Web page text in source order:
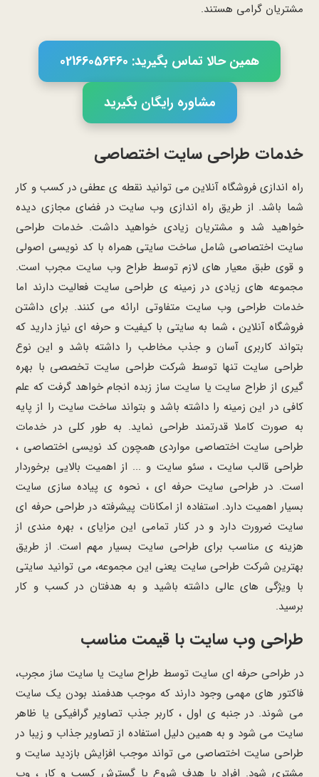
مشتریان گرامی هستند.
همین حالا تماس بگیرید: 02166056460
مشاوره رایگان بگیرید
خدمات طراحی سایت اختصاصی
راه اندازی فروشگاه آنلاین می توانید نقطه ی عطفی در کسب و کار
شما باشد. از طریق راه اندازی وب سایت در فضای مجازی دیده
خواهید شد و مشتریان زیادی خواهید داشت. خدمات طراحی
سایت اختصاصی شامل ساخت سایتی همراه با کد نویسی اصولی
و قوی طبق معیار های لازم توسط طراح وب سایت مجرب است.
مجموعه های زیادی در زمینه ی طراحی سایت فعالیت دارند اما
خدمات طراحی وب سایت متفاوتی ارائه می کنند. برای داشتن
فروشگاه آنلاین ، شما به سایتی با کیفیت و حرفه ای نیاز دارید که
بتواند کاربری آسان و جذب مخاطب را داشته باشد و این نوع
طراحی سایت تنها توسط شرکت طراحی سایت تخصصی با بهره
گیری از طراح سایت یا سایت ساز زبده انجام خواهد گرفت که علم
کافی در این زمینه را داشته باشد و بتواند ساخت سایت را از پایه
به صورت کاملا قدرتمند طراحی نماید. به طور کلی در خدمات
طراحی سایت اختصاصی مواردی همچون کد نویسی اختصاصی ،
طراحی قالب سایت ، سئو سایت و ... از اهمیت بالایی برخوردار
است. در طراحی سایت حرفه ای ، نحوه ی پیاده سازی سایت
بسیار اهمیت دارد. استفاده از امکانات پیشرفته در طراحی حرفه ای
سایت ضرورت دارد و در کنار تمامی این مزایای ، بهره مندی از
هزینه ی مناسب برای طراحی سایت بسیار مهم است. از طریق
بهترین شرکت طراحی سایت یعنی این مجموعه، می توانید سایتی
با ویژگی های عالی داشته باشید و به هدفتان در کسب و کار
برسید.
طراحی وب سایت با قیمت مناسب
در طراحی حرفه ای سایت توسط طراح سایت یا سایت ساز مجرب،
فاکتور های مهمی وجود دارند که موجب هدفمند بودن یک سایت
می شوند. در جنبه ی اول ، کاربر جذب تصاویر گرافیکی یا ظاهر
سایت می شود و به همین دلیل استفاده از تصاویر جذاب و زیبا در
طراحی سایت اختصاصی می تواند موجب افزایش بازدید سایت و
مشتری شود. افراد با هدف شروع یا گسترش کسب و کار ، وب